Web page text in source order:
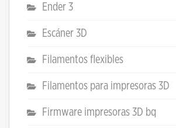
Ender 3
Escáner 3D
Filamentos flexibles
Filamentos para impresoras 3D
Firmware impresoras 3D bq